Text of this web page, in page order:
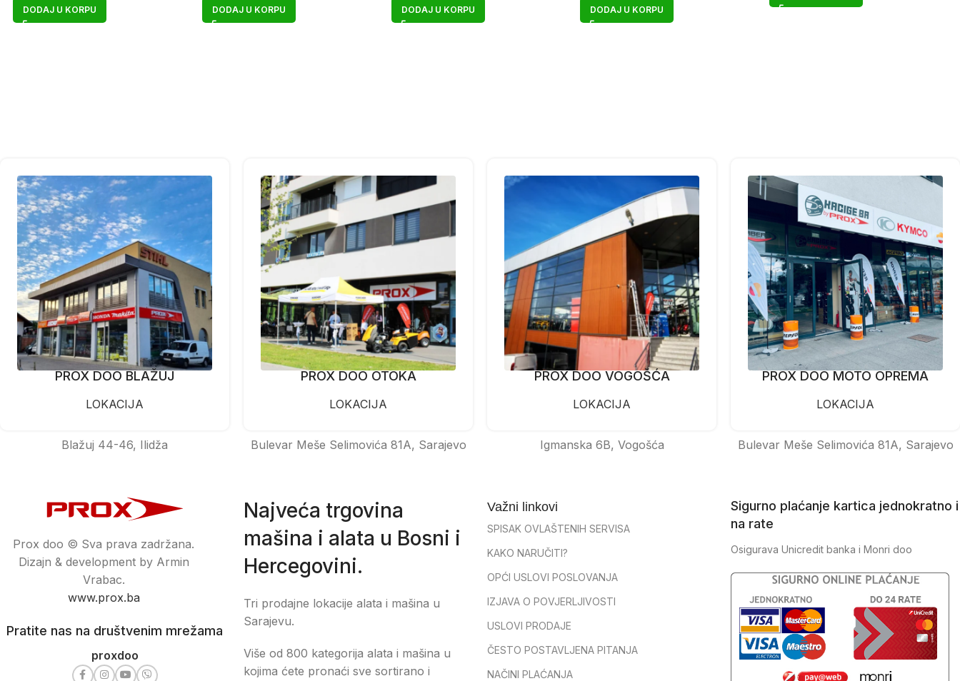
DODAJ U KORPU DODAJ U KORPU DODAJ U KORPU DODAJ U KORPU
PROX DOO BLAŽUJ
LOKACIJA
Blažuj 44-46, Ilidža
PROX DOO OTOKA
LOKACIJA
Bulevar Meše Selimovića 81A, Sarajevo
PROX DOO VOGOŠĆA
LOKACIJA
Igmanska 6B, Vogošća
PROX DOO MOTO OPREMA
LOKACIJA
Bulevar Meše Selimovića 81A, Sarajevo
Prox doo © Sva prava zadržana.
Dizajn & development by Armin
Vrabac.
www.prox.ba
Pratite nas na društvenim mrežama
proxdoo
Najveća trgovina
mašina i alata u Bosni i
Hercegovini.
Tri prodajne lokacije alata i mašina u
Sarajevu.
Više od 800 kategorija alata i mašina u
kojima ćete pronaći sve sortirano i
Važni linkovi
SPISAK OVLAŠTENIH SERVISA
KAKO NARUČITI?
OPĆI USLOVI POSLOVANJA
IZJAVA O POVJERLJIVOSTI
USLOVI PRODAJE
ČESTO POSTAVLJENA PITANJA
NAČINI PLAĆANJA
Sigurno plaćanje kartica jednokratno i
na rate
Osigurava Unicredit banka i Monri doo